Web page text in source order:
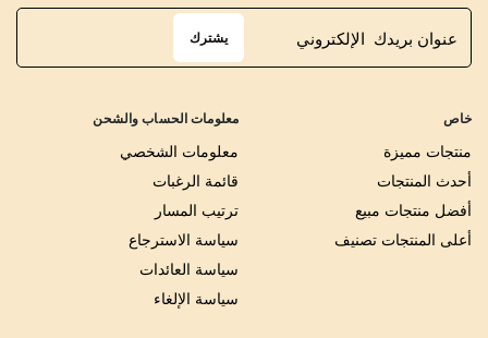
خاص
منتجات مميزة
أحدث المنتجات
أفضل منتجات مبيع
أعلى المنتجات تصنيف
معلومات الحساب والشحن
معلومات الشخصي
قائمة الرغبات
ترتيب المسار
سياسة الاسترجاع
سياسة العائدات
سياسة الإلغاء
يشترك